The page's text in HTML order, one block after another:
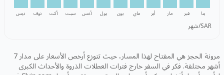
ينا فبر مار أبر ماي يون يول أغس سبت أكت نوف ديس
SAR/شهر
مرونة الحجز هي المفتاح لهذا المسار، حيث تتوزع أرخص الأسعار على مدار 7
أشهر مختلفة. فكر في السفر خارج فترات العطلات الذروة والأحداث الكبرى